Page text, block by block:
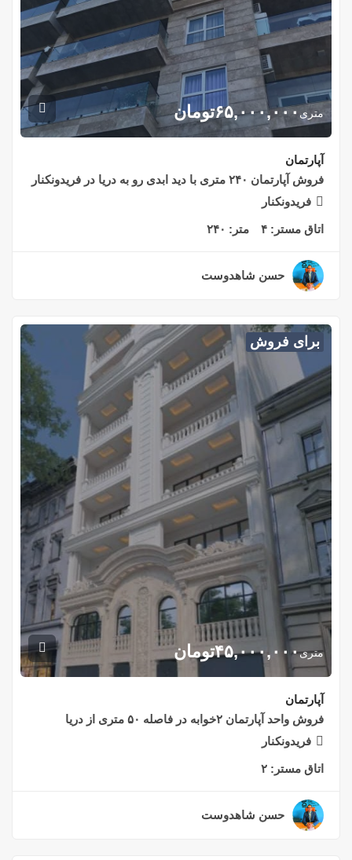
متری۶۵,۰۰۰,۰۰۰تومان
آپارتمان
فروش آپارتمان ۲۴۰ متری با دید ابدی رو به دریا در فریدونکنار
فریدونکنار
اتاق مستر: ۴ متر: ۲۴۰
حسن شاهدوست
برای فروش
متری۴۵,۰۰۰,۰۰۰تومان
آپارتمان
فروش واحد آپارتمان ۲خوابه در فاصله ۵۰ متری از دریا
فریدونکنار
اتاق مستر: ۲
حسن شاهدوست